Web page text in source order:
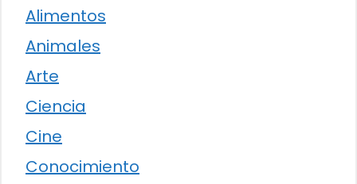
Alimentos
Animales
Arte
Ciencia
Cine
Conocimiento